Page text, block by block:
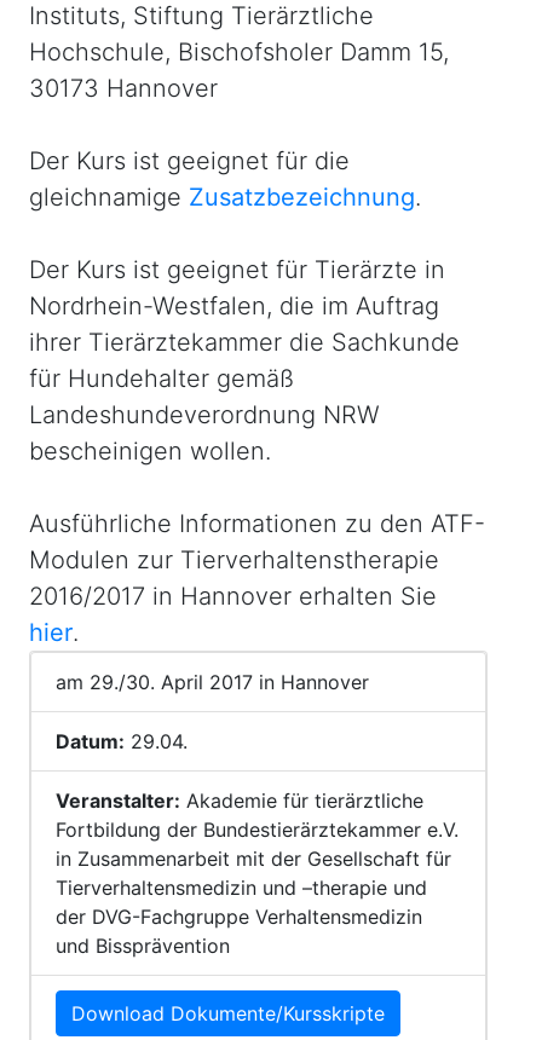
Instituts, Stiftung Tierärztliche
Hochschule, Bischofsholer Damm 15,
30173 Hannover
Der Kurs ist geeignet für die
gleichnamige Zusatzbezeichnung.
Der Kurs ist geeignet für Tierärzte in
Nordrhein-Westfalen, die im Auftrag
ihrer Tierärztekammer die Sachkunde
für Hundehalter gemäß
Landeshundeverordnung NRW
bescheinigen wollen.
Ausführliche Informationen zu den ATF-
Modulen zur Tierverhaltenstherapie
2016/2017 in Hannover erhalten Sie
hier.
am 29./30. April 2017 in Hannover
Datum: 29.04.
Veranstalter: Akademie für tierärztliche
Fortbildung der Bundestierärztekammer e.V.
in Zusammenarbeit mit der Gesellschaft für
Tierverhaltensmedizin und –therapie und
der DVG-Fachgruppe Verhaltensmedizin
und Bissprävention
Download Dokumente/Kursskripte